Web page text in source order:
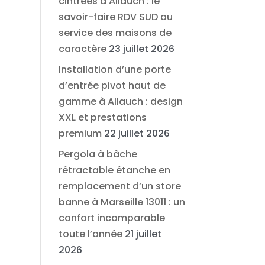
savoir-faire RDV SUD au
service des maisons de
caractère 23 juillet 2026
Installation d’une porte
d’entrée pivot haut de
gamme à Allauch : design
XXL et prestations
premium 22 juillet 2026
Pergola à bâche
rétractable étanche en
remplacement d’un store
banne à Marseille 13011 : un
confort incomparable
toute l’année 21 juillet
2026